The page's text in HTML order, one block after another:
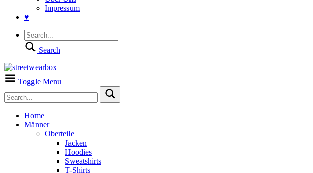
Impressum
♥
Search
Toggle Menu
Home
Männer
Oberteile
Jacken
Hoodies
Sweatshirts
T-Shirts